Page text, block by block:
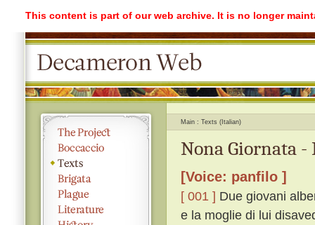
This content is part of our web archive. It is no longer
Main Texts (Italian)
Nona Giornata -
[Voice: panfilo ]
[ 001 ] Due giovani
e la moglie di lui